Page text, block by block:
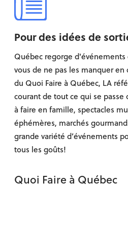
Pour des idées de
Québec regorge d'événements
vous de ne pas les manquer
du Quoi Faire à Québec, LA
courant de tout ce qui se passe
à faire en famille, spectacles
éphémères, marchés
grande variété d’événements
tous les goûts!
Quoi Faire à Québec